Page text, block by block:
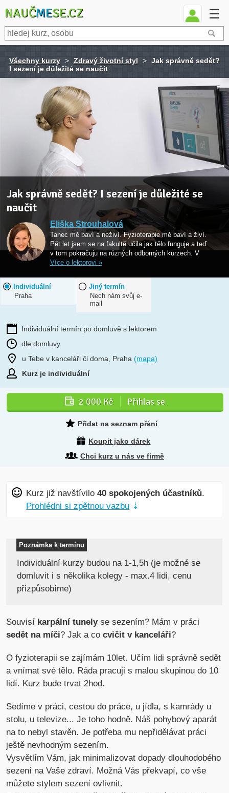
NAUČMESE.CZ ☰
Všechny kurzy > Zdravý životní styl > Jak správně sedět?
I sezení je důležité se naučit
Jak správně sedět? I sezení je důležité se
naučit
Eliška Strouhalová
Tanec mě baví a neživí. Fyzioterapie mě baví a živí.
Pět let jsem se na fakultě učila jak tělo funguje a teď
v tom pokračuju na různých odborných kurzech. V
Více o lektorovi »
Individuální
Praha
Jiný termín
Nech nám svůj e-
mail
Individuální termín po domluvě s lektorem
dle domluvy
u Tebe v kanceláři či doma, Praha(mapa)
Kurz je individuální
2 000 Kč Přihlas se
Přidat na seznam přání
Koupit jako dárek
Chci kurz u nás ve firmě
Kurz již navštívilo40 spokojených účastníků.
Prohlédni si zpětnou vazbu ⇣
Poznámka k termínu
Individuální kurzy budou na 1-1,5h (je možné se
domluvit i s několika kolegy - max.4 lidi, cenu
přizpůsobíme)
Souvisí karpální tunelyse sezením? Mám v práci
sedět na míči? Jak a cocvičit v kanceláři?
O fyzioterapii se zajímám 10let. Učím lidi správně sedět
a vnímat své tělo. Ráda pracuji s malou skupinou do 10
lidí. Kurz bude trvat 2hod.
Sedíme v práci, cestou do práce, u jídla, s kamrády u
stolu, u televize... Je toho hodně. Náš pohybový aparát
na to nebyl stavěn. Je potřeba mu nepřidělávat práci
ještě nevhodným sezením.
Vysvětlím Vám, jak minimalizovat dopady dlouhodobého
sezení na Vaše zdraví. Možná Vás překvapí, co vše
můžete stylem sezení ovlivnit.